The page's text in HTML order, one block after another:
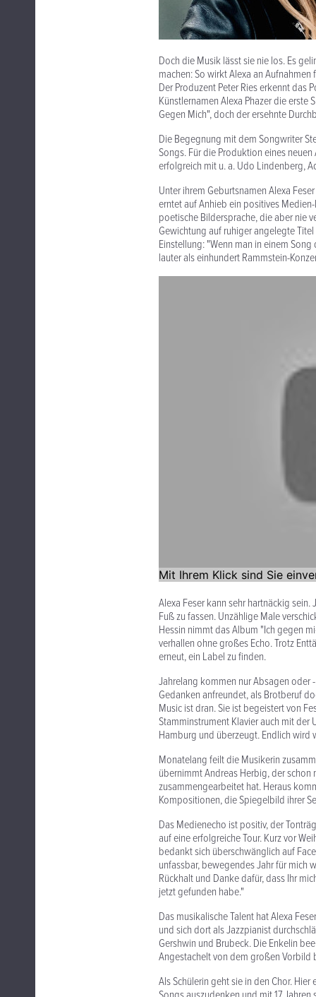
Doch die Musik lässt sie nie los. Es
machen: So wirkt Alexa an
Der Produzent Peter Ries erkennt das
Künstlernamen Alexa Phazer die
Gegen Mich", doch der ersehnte
Die Begegnung mit dem Songwriter
Songs. Für die Produktion eines
erfolgreich mit u. a. Udo Lindenberg,
Unter ihrem Geburtsnamen Alexa
erntet auf Anhieb ein positives
poetische Bildersprache, die aber nie
Gewichtung auf ruhiger angelegte
Einstellung: "Wenn man in einem
lauter als einhundert Rammstein-
Alexa Feser kann sehr hartnäckig
Fuß zu fassen. Unzählige Male
Hessin nimmt das Album "Ich gegen
verhallen ohne großes Echo. Trotz
erneut, ein Label zu finden.
Jahrelang kommen nur Absagen oder
Gedanken anfreundet, als Brotberuf
Music ist dran. Sie ist begeistert von
Stamminstrument Klavier auch mit der
Hamburg und überzeugt. Endlich wird
Monatelang feilt die Musikerin
übernimmt Andreas Herbig, der
zusammengearbeitet hat. Heraus
Kompositionen, die Spiegelbild ihrer
Das Medienecho ist positiv, der
auf eine erfolgreiche Tour. Kurz vor
bedankt sich überschwänglich auf
unfassbar, bewegendes Jahr für mich
Rückhalt und Danke dafür, dass Ihr
jetzt gefunden habe."
Das musikalische Talent hat Alexa
und sich dort als Jazzpianist
Gershwin und Brubeck. Die Enkelin
Angestachelt von dem großen Vorbild
Als Schülerin geht sie in den Chor.